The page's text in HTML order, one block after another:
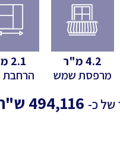
4.2 מ"ר
מרפסת שמש
2.1
הרחבת
של כ-